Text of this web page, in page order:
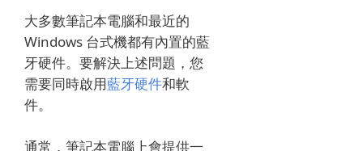
大多數筆記本電腦和最近的
Windows 台式機都有內置的藍
牙硬件。 要解決上述問題，您
需要同時啟用藍牙硬件和軟
件。
通常，筆記本電腦上會提供一